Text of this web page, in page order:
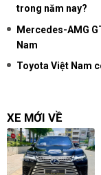
trong năm nay?
Mercedes-AMG
Nam
Toyota Việt Nam
XE MỚI VỀ